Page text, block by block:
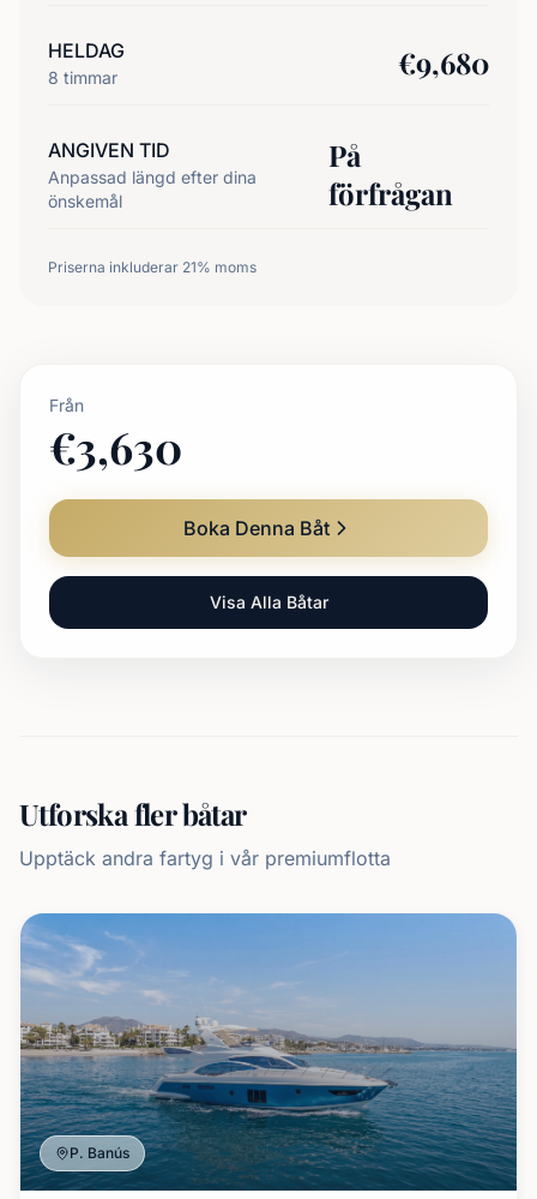
HELDAG
8 timmar €9,680
ANGIVEN TID
Anpassad längd efter dina
önskemål
På
förfrågan
Priserna inkluderar 21% moms
Från
€3,630
Boka Denna Båt
Visa Alla Båtar
Utforska fler båtar
Upptäck andra fartyg i vår premiumflotta
P. Banús